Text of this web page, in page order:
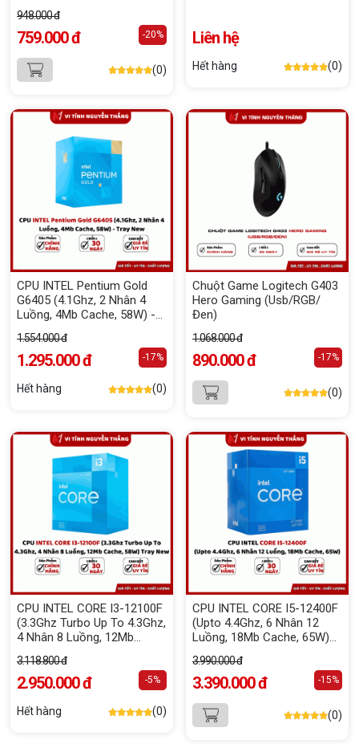
948.000 đ
759.000 đ -20%
(0)
Liên hệ
Hết hàng (0)
CPU INTEL Pentium Gold
G6405 (4.1Ghz, 2 Nhân 4
Luồng, 4Mb Cache, 58W) -
1.554.000 đ
1.295.000 đ -17%
Hết hàng (0)
Chuột Game Logitech G403
Hero Gaming (Usb/RGB/
Đen)
1.068.000 đ
890.000 đ -17%
(0)
CPU INTEL CORE I3-12100F
(3.3Ghz Turbo Up To 4.3Ghz,
4 Nhân 8 Luồng, 12Mb
3.118.800 đ
2.950.000 đ -5%
Hết hàng (0)
CPU INTEL CORE I5-12400F
(Upto 4.4Ghz, 6 Nhân 12
Luồng, 18Mb Cache, 65W)
3.990.000 đ
3.390.000 đ -15%
(0)